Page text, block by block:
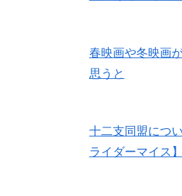
春映画や冬映画
思うと
十二支同盟につ
ライダーマイス】